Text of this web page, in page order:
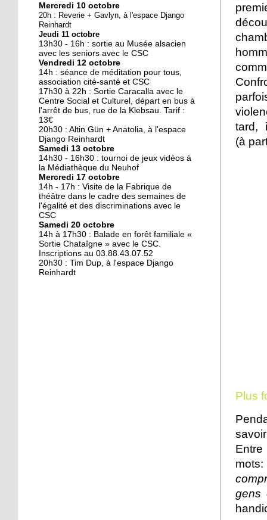
10 octobre 2018
Nouveau look pour une
nouvelle mairie
19 octobre 2017
Face au challenge du
numérique
19 octobre 2017
La précarité tue
18 octobre 2017
Quatre décennies au
chevet du Neuhof
18 octobre 2017
Kamisa Negra : première !
Mercredi 10 octobre
20h : Reverie + Gavlyn, à l'espace Django
Reinhardt
Jeudi 11 octobre
13h30 - 16h : sortie au Musée alsacien
avec les seniors avec le CSC
Vendredi 12 octobre
14h : séance de méditation pour tous,
association cité-santé et CSC
17h30 à 22h : Sortie Caracalla avec le
Centre Social et Culturel, départ en bus à
l'arrêt de bus, rue de la Klebsau. Tarif :
13€
20h30 : Altin Gün + Anatolia, à l'espace
Django Reinhardt
Samedi 13 octobre
14h30 - 16h30 : tournoi de jeux vidéos à
la Médiathèque du Neuhof
Mercredi 17 octobre
14h - 17h : Visite de la Fabrique de
théâtre dans le cadre des semaines de
l'égalité et des discriminations avec le
CSC
Samedi 20 octobre
14h à 17h30 : Balade en forêt familiale «
Sortie Chataîgne » avec le CSC.
Inscriptions au 03.88.43.07.52
20h30 : Tim Dup, à l'espace Django
Reinhardt
tard,
(à
Plus
gens